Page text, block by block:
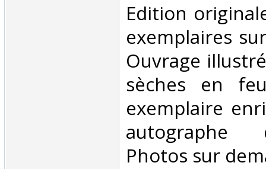
‎Edition
exemplaires
Ouvrage
sèches en
exemplaire
autographe
Photos sur